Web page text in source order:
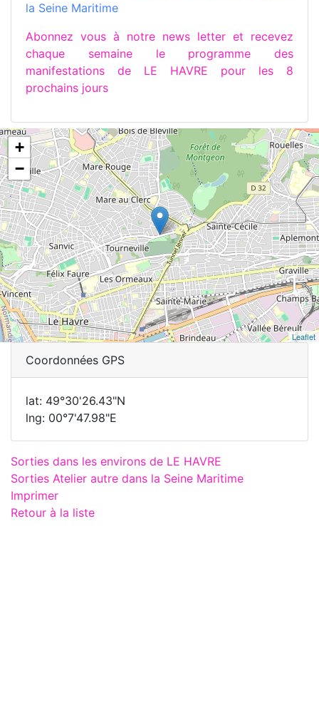
la Seine Maritime
Abonnez vous à notre news letter et recevez
chaque semaine le programme des
manifestations de LE HAVRE pour les 8
prochains jours
+
−
Leaflet
Coordonnées GPS
lat: 49°30'26.43"N
lng: 00°7'47.98"E
Sorties dans les environs de LE HAVRE
Sorties Atelier autre dans la Seine Maritime
Imprimer
Retour à la liste